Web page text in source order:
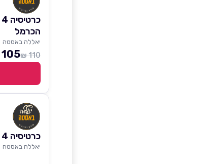
הכרמל
יאללה באסטה
110 ₪
105 ₪
כרטיסיה 4 טעימות בשוק עכו
יאללה באסטה